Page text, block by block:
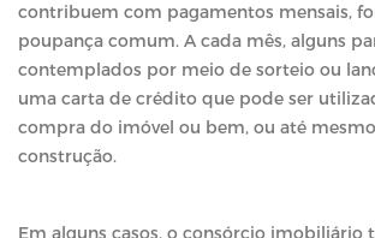
contribuem com pagamentos mensais,
poupança comum. A cada mês, alguns
contemplados por meio de sorteio ou
uma carta de crédito que pode ser
compra do imóvel ou bem, ou até
construção.
Em alguns casos, o consórcio imobiliário